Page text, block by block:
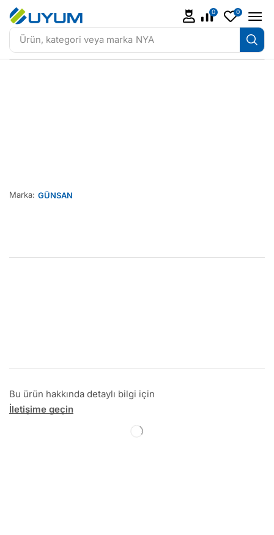
Ürün, kategori veya marka NYA
0 0
Marka: GÜNSAN
Bu ürün hakkında detaylı bilgi için
İletişime geçin